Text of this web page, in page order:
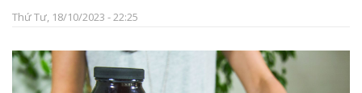
Thứ Tư, 18/10/2023 - 22:25